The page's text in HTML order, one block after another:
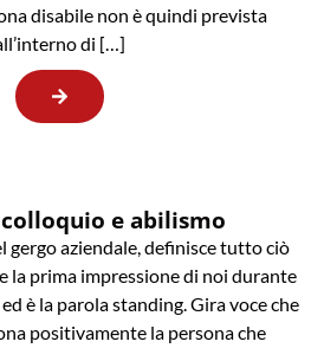
disabile non è quindi prevista
di […]
e abilismo
gergo aziendale, definisce tutto ciò
la prima impressione di noi durante
è la parola standing. Gira voce che
positivamente la persona che